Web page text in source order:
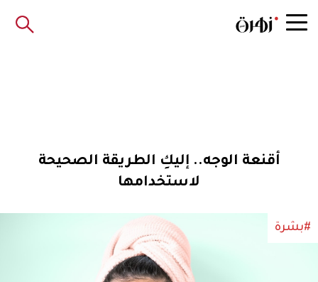
أقنعة الوجه.. إليكِ الطريقة الصحيحة
لاستخدامها
#بشرة